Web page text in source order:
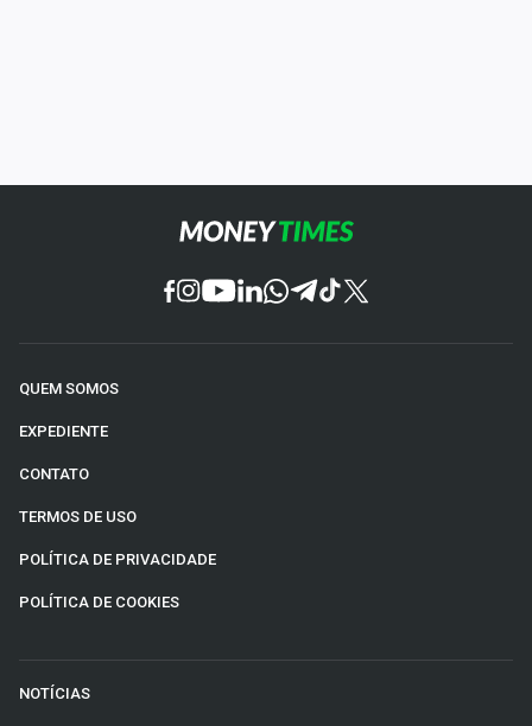
QUEM SOMOS
EXPEDIENTE
CONTATO
TERMOS DE USO
POLÍTICA DE PRIVACIDADE
POLÍTICA DE COOKIES
NOTÍCIAS